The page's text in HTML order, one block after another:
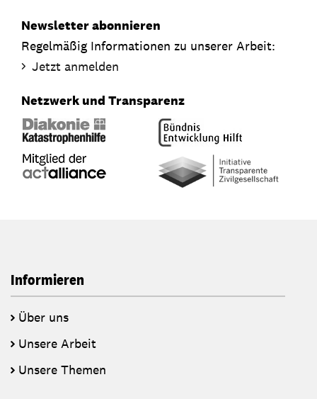
Newsletter abonnieren
Regelmäßig Informationen zu unserer Arbeit:
Jetzt anmelden
Netzwerk und Transparenz
Informieren
Über uns
Unsere Arbeit
Unsere Themen